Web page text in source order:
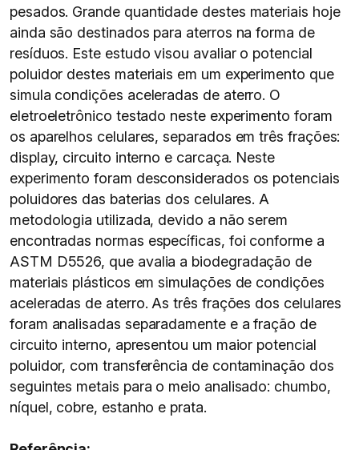
pesados. Grande quantidade destes materiais hoje
ainda são destinados para aterros na forma de
resíduos. Este estudo visou avaliar o potencial
poluidor destes materiais em um experimento que
simula condições aceleradas de aterro. O
eletroeletrônico testado neste experimento foram
os aparelhos celulares, separados em três frações:
display, circuito interno e carcaça. Neste
experimento foram desconsiderados os potenciais
poluidores das baterias dos celulares. A
metodologia utilizada, devido a não serem
encontradas normas específicas, foi conforme a
ASTM D5526, que avalia a biodegradação de
materiais plásticos em simulações de condições
aceleradas de aterro. As três frações dos celulares
foram analisadas separadamente e a fração de
circuito interno, apresentou um maior potencial
poluidor, com transferência de contaminação dos
seguintes metais para o meio analisado: chumbo,
níquel, cobre, estanho e prata.